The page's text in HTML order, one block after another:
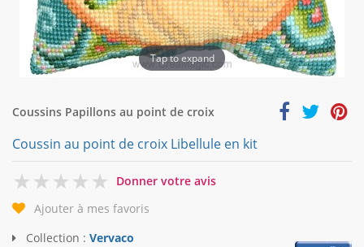
Tap to expand
Coussins Papillons au point de croix
Coussin au point de croix Libellule en kit
0
Donner votre avis
Ajouter à mes favoris
Collection : Vervaco